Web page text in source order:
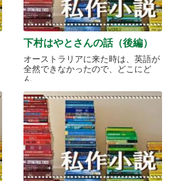
下村はやとさんの話（後編）
オーストラリアに来た時は、英語が
全然できなかったので、どこにど
ん.....